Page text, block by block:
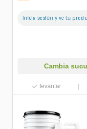
Inicia sesión y ve tu
Cambia
levantar